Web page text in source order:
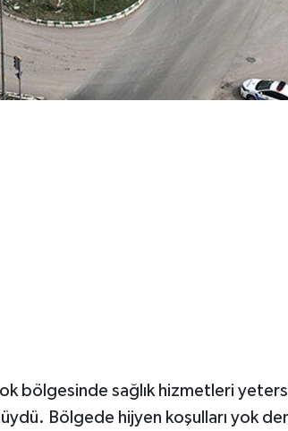
bölgesinde sağlık hizmetleri
Bölgede hijyen koşulları yok